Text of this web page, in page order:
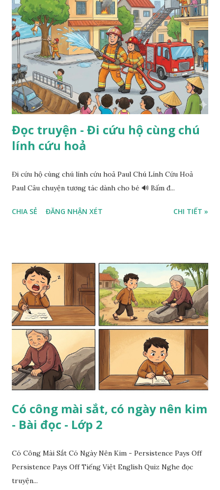
Đọc truyện - Đi cứu hộ cùng chú
lính cứu hoả
Đi cứu hộ cùng chú lính cứu hoả Paul Chú Lính Cứu Hoả
Paul Câu chuyện tương tác dành cho bé 🔊 Bấm đ...
CHIA SẺ ĐĂNG NHẬN XÉT CHI TIẾT »
Có công mài sắt, có ngày nên kim
- Bài đọc - Lớp 2
Có Công Mài Sắt Có Ngày Nên Kim - Persistence Pays Off
Persistence Pays Off Tiếng Việt English Quiz Nghe đọc
truyện...